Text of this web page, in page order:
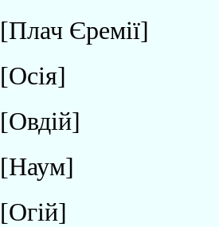
[Плач Єремії]
[Осія]
[Овдій]
[Наум]
[Огій]